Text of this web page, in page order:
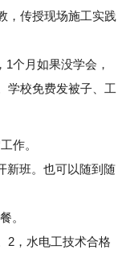
，传授现场施工实践
个月如果没学会，
学校免费发被子、工
作。
新班。也可以随到随
。
2，水电工技术合格